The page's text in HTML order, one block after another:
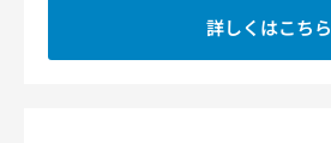
詳しくはこちら